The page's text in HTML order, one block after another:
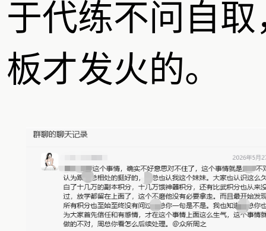
于代练不问自取
板才发火的。